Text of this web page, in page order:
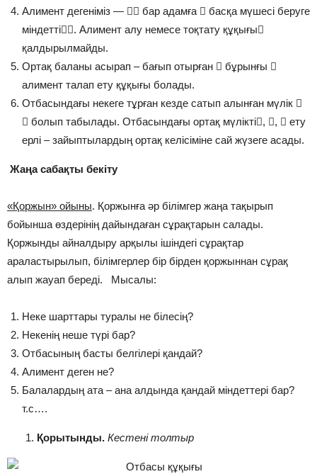
Алимент дегеніміз —  бар адамға  басқа мүшесі беруге
міндетті. Алимент алу немесе тоқтату құқығы
қалдырылмайды.
Ортақ баланы асырап – бағып отырған  бұрынғы 
алимент талап ету құқығы болады.
Отбасындағы некеге тұрған кезде сатып алынған мүлік 
 болып табылады. Отбасындағы ортақ мүлікті, ,  ету
ерлі – зайыптылардың ортақ келісіміне сай жүзеге асады.
Жаңа сабақты бекіту
«Қоржын» ойыны. Қоржынға әр білімгер жаңа тақырып
бойынша өздерінің дайындаған сұрақтарын салады.
Қоржынды айналдыру арқылы ішіндегі сұрақтар
араластырылып, білімгерлер бір бірден қоржыннан сұрақ
алып жауап береді. Мысалы:
Неке шарттары туралы не білесің?
Некенің неше түрі бар?
Отбасының басты белгілері қандай?
Алимент деген не?
Балалардың ата – ана алдында қандай міндеттері бар?
т.с….
Қорытынды. Кестені толтыр